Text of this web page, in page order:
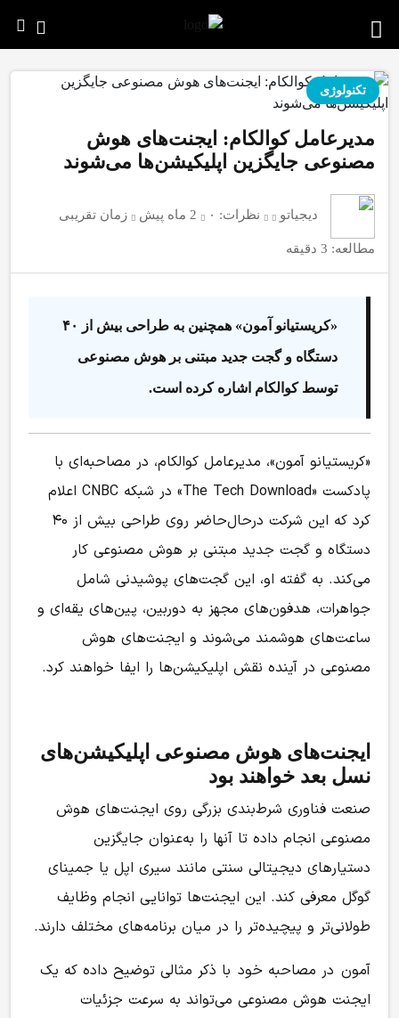
تکنولوژی
مدیرعامل کوالکام: ایجنت‌های هوش
مصنوعی جایگزین اپلیکیشن‌ها می‌شوند
دیجیاتو نظرات: ۰ 2 ماه پیش زمان تقریبی
مطالعه: 3 دقیقه
«کریستیانو آمون» همچنین به طراحی بیش از ۴۰
دستگاه و گجت جدید مبتنی بر هوش مصنوعی
توسط کوالکام اشاره کرده است.
«کریستیانو آمون»، مدیرعامل کوالکام، در مصاحبه‌ای با
پادکست «The Tech Download» در شبکه CNBC اعلام
کرد که این شرکت در‌حال‌حاضر روی طراحی بیش از ۴۰
دستگاه و گجت جدید مبتنی بر هوش مصنوعی کار
می‌کند. به گفته او، این گجت‌های پوشیدنی شامل
جواهرات، هدفون‌های مجهز به دوربین، پین‌های یقه‌ای و
ساعت‌های هوشمند می‌شوند و ایجنت‌های هوش
مصنوعی در آینده نقش اپلیکیشن‌ها را ایفا خواهند کرد.
ایجنت‌های هوش مصنوعی اپلیکیشن‌های
نسل بعد خواهند بود
صنعت فناوری شرط‌بندی بزرگی روی ایجنت‌های هوش
مصنوعی انجام داده تا آنها را به‌عنوان جایگزین
دستیارهای دیجیتالی سنتی مانند سیری اپل یا جمینای
گوگل معرفی کند. این ایجنت‌ها توانایی انجام وظایف
طولانی‌تر و پیچیده‌تر را در میان برنامه‌های مختلف دارند.
آمون در مصاحبه خود با ذکر مثالی توضیح داده که یک
ایجنت هوش مصنوعی می‌تواند به سرعت جزئیات